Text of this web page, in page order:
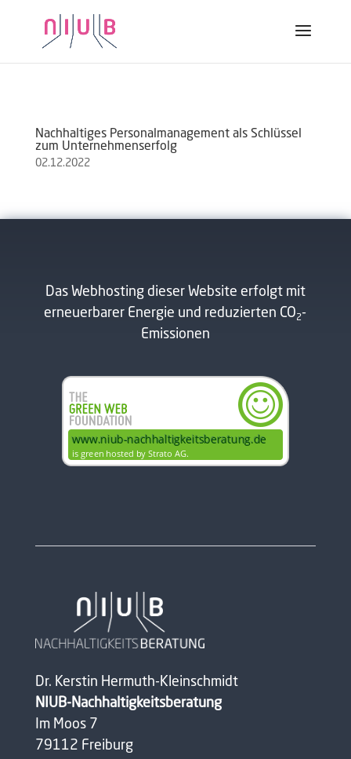
Nachhaltiges Personalmanagement als Schlüssel
zum Unternehmenserfolg
02.12.2022
Das Webhosting dieser Website erfolgt mit
erneuerbarer Energie und reduzierten CO2-
Emissionen
Dr. Kerstin Hermuth-Kleinschmidt
NIUB-Nachhaltigkeitsberatung
Im Moos 7
79112 Freiburg